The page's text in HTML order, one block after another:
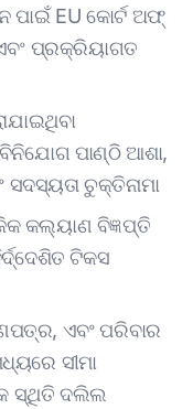
ପାଇଁ EU କୋର୍ଟ ଅଫ୍
ପ୍ରକ୍ରିୟାଗତ
ପାଣ୍ଠି ଆଶା,
ଚୁକ୍ତିନାମା
କଲ୍ୟାଣ ବିଜ୍ଞପ୍ତି
ଟିକସ
ଏବଂ ପରିବାର
ସୀମା
ସ୍ଥିତି ଦଲିଲ